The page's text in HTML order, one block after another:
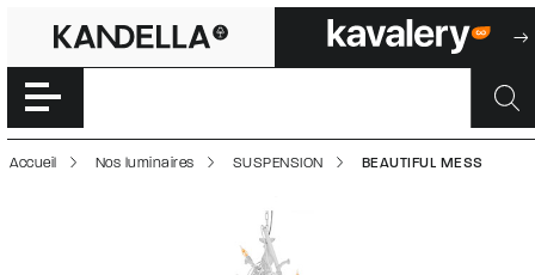
BEAUTIFUL
Accéder directement au contenu de la page
Accueil Nos luminaires SUSPENSION BEAUTIFUL MESS